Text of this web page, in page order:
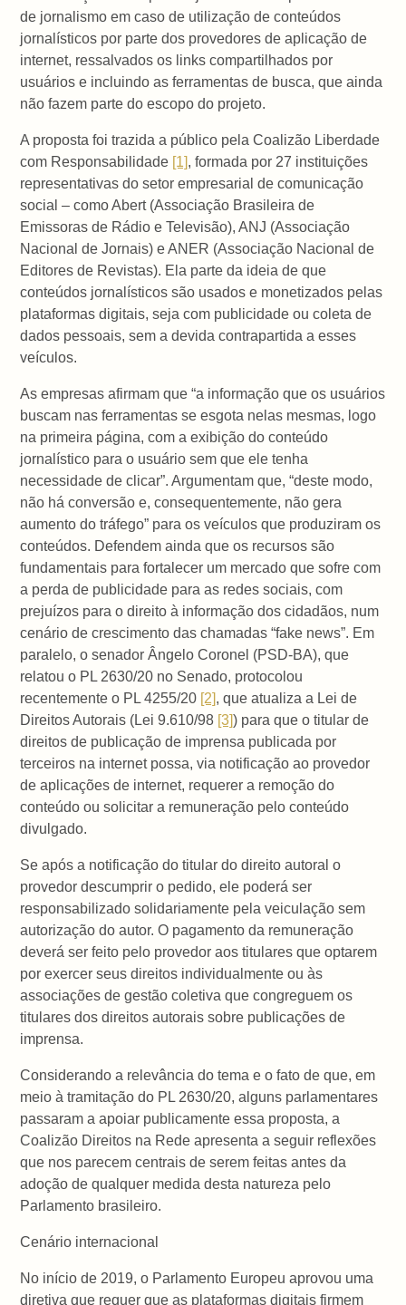
de jornalismo em caso de utilização de conteúdos
jornalísticos por parte dos provedores de aplicação de
internet, ressalvados os links compartilhados por
usuários e incluindo as ferramentas de busca, que ainda
não fazem parte do escopo do projeto.
A proposta foi trazida a público pela Coalizão Liberdade
com Responsabilidade [1], formada por 27 instituições
representativas do setor empresarial de comunicação
social – como Abert (Associação Brasileira de
Emissoras de Rádio e Televisão), ANJ (Associação
Nacional de Jornais) e ANER (Associação Nacional de
Editores de Revistas). Ela parte da ideia de que
conteúdos jornalísticos são usados e monetizados pelas
plataformas digitais, seja com publicidade ou coleta de
dados pessoais, sem a devida contrapartida a esses
veículos.
As empresas afirmam que “a informação que os usuários
buscam nas ferramentas se esgota nelas mesmas, logo
na primeira página, com a exibição do conteúdo
jornalístico para o usuário sem que ele tenha
necessidade de clicar”. Argumentam que, “deste modo,
não há conversão e, consequentemente, não gera
aumento do tráfego” para os veículos que produziram os
conteúdos. Defendem ainda que os recursos são
fundamentais para fortalecer um mercado que sofre com
a perda de publicidade para as redes sociais, com
prejuízos para o direito à informação dos cidadãos, num
cenário de crescimento das chamadas “fake news”. Em
paralelo, o senador Ângelo Coronel (PSD-BA), que
relatou o PL 2630/20 no Senado, protocolou
recentemente o PL 4255/20 [2], que atualiza a Lei de
Direitos Autorais (Lei 9.610/98 [3]) para que o titular de
direitos de publicação de imprensa publicada por
terceiros na internet possa, via notificação ao provedor
de aplicações de internet, requerer a remoção do
conteúdo ou solicitar a remuneração pelo conteúdo
divulgado.
Se após a notificação do titular do direito autoral o
provedor descumprir o pedido, ele poderá ser
responsabilizado solidariamente pela veiculação sem
autorização do autor. O pagamento da remuneração
deverá ser feito pelo provedor aos titulares que optarem
por exercer seus direitos individualmente ou às
associações de gestão coletiva que congreguem os
titulares dos direitos autorais sobre publicações de
imprensa.
Considerando a relevância do tema e o fato de que, em
meio à tramitação do PL 2630/20, alguns parlamentares
passaram a apoiar publicamente essa proposta, a
Coalizão Direitos na Rede apresenta a seguir reflexões
que nos parecem centrais de serem feitas antes da
adoção de qualquer medida desta natureza pelo
Parlamento brasileiro.
Cenário internacional
No início de 2019, o Parlamento Europeu aprovou uma
diretiva que requer que as plataformas digitais firmem